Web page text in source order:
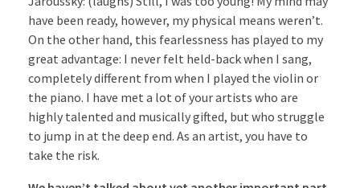
have been ready, however, my physical means weren’t.
On the other hand, this fearlessness has played to my
great advantage: I never felt held-back when I sang,
completely different from when I played the violin or
the piano. I have met a lot of your artists who are
highly talented and musically gifted, but who struggle
to jump in at the deep end. As an artist, you have to
take the risk.